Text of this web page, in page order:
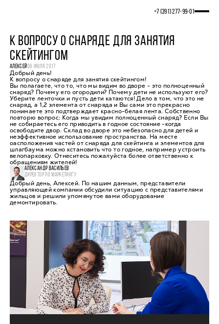
+7 (391) 277‒99‒01
К ВОПРОСУ О СНАРЯДЕ ДЛЯ ЗАНЯТИЯ
СКЕЙТИНГОМ
АЛЕКСЕЙ06 ИЮЛЯ 2017
Добрый день!
К вопросу о снаряде для занятия скейтингом!
Вы полагаете, что то, что мы видим во дворе - это полноценный
снаряд? Почему его огородили? Почему дети не используют его?
Уберите ленточки и пусть дети катаются! Дело в том, что это не
снаряд, а 1,2 элемента от снаряда и Вы сами это прекрасно
понимаете это подтверждает красно-белая лента. Собственно
повторю вопрос: Когда мы увидим полноценный снаряд? Если Вы
не собираетесь его приводить в годное состояние -когда
освободите двор. Склад во дворе это небезопасно для детей и
неэффективное использование пространства. На месте
оасположения частей от снаряда для скейтинга и элементов для
шлагбаума можно кстановить что то годное, например устроить
велопарковку. Отнеситесь пожалуйста более ответственно к
обращениям жителей!
АЛЕКСАНДР ВАСИЛЬЕВ
ДИРЕКТОР ПО МАРКЕТИНГУ
Добрый день, Алексей. По нашим данным, представители
управляющей компании обсудили ситуацию с представителями
жильцов и решили упомянутое вами оборудование
демонтировать.